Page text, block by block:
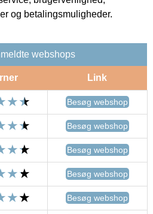
og betalingsmuligheder.
webshops
Link
Besøg webshop
Besøg webshop
Besøg webshop
Besøg webshop
Besøg webshop